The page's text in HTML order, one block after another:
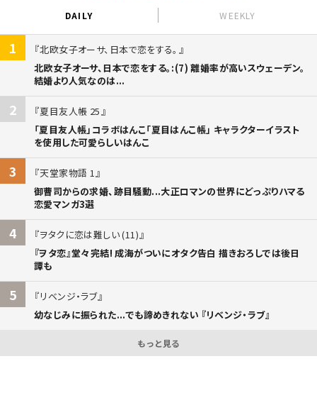
DAILY WEEKLY
1
北欧女子オーサ、日本で恋をする。
北欧女子オーサ、日本で恋をする。:(7) 離婚率が高いスウェーデン。
結婚より人気なのは...
2
夏目友人帳 25
「夏目友人帳」コラボはんこ「夏目はんこ帳」 キャラクターイラスト
を使用した可愛らしいはんこ
3
天堂家物語 1
御曹司からの求婚、跡目騒動...大正ロマンの世界にどっぷりハマる
恋愛マンガ3選
4
ヲタクに恋は難しい (11)
『ヲタ恋』堂々完結! 成海がついにオタク告白 描きおろしでは後日
譚も
5
リベンジ・ラブ
幼なじみに振られた...でも諦めきれない 『リベンジ・ラブ』
もっと見る